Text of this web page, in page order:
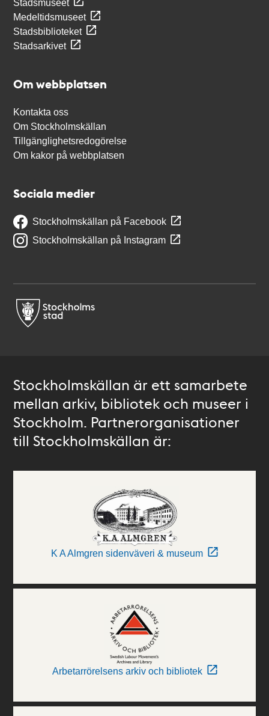
Stadsmuseet
Medeltidsmuseet
Stadsbiblioteket
Stadsarkivet
Om webbplatsen
Kontakta oss
Om Stockholmskällan
Tillgänglighetsredogörelse
Om kakor på webbplatsen
Sociala medier
Stockholmskällan på Facebook
Stockholmskällan på Instagram
Stockholmskällan är ett samarbete
mellan arkiv, bibliotek och museer i
Stockholm. Partnerorganisationer
till Stockholmskällan är:
K A Almgren sidenväveri & museum
Arbetarrörelsens arkiv och bibliotek